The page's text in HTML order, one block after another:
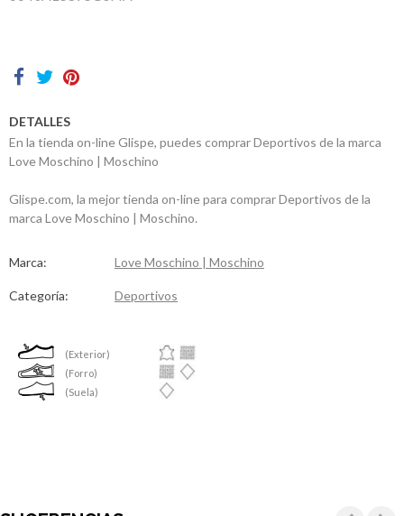
DETALLES
En la tienda on-line Glispe, puedes comprar Deportivos de la marca
Love Moschino | Moschino
Glispe.com, la mejor tienda on-line para comprar Deportivos de la
marca Love Moschino | Moschino.
Marca: Love Moschino | Moschino
Categoría: Deportivos
(Exterior)
(Forro)
(Suela)